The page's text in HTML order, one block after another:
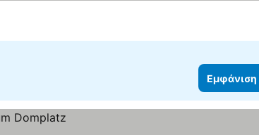
Εμφάνιση